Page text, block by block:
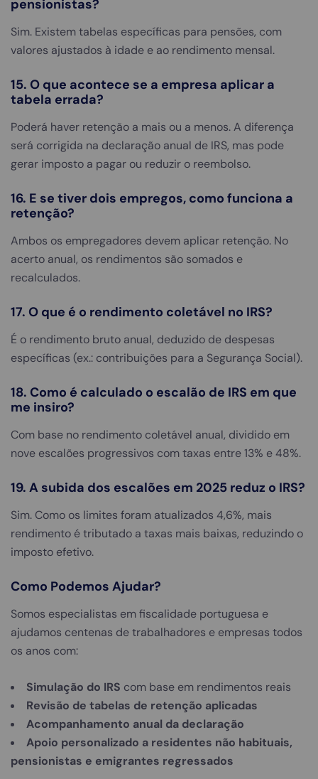
pensionistas?
Sim. Existem tabelas específicas para pensões, com
valores ajustados à idade e ao rendimento mensal.
15. O que acontece se a empresa aplicar a
tabela errada?
Poderá haver retenção a mais ou a menos. A diferença
será corrigida na declaração anual de IRS, mas pode
gerar imposto a pagar ou reduzir o reembolso.
16. E se tiver dois empregos, como funciona a
retenção?
Ambos os empregadores devem aplicar retenção. No
acerto anual, os rendimentos são somados e
recalculados.
17. O que é o rendimento coletável no IRS?
É o rendimento bruto anual, deduzido de despesas
específicas (ex.: contribuições para a Segurança Social).
18. Como é calculado o escalão de IRS em que
me insiro?
Com base no rendimento coletável anual, dividido em
nove escalões progressivos com taxas entre 13% e 48%.
19. A subida dos escalões em 2025 reduz o IRS?
Sim. Como os limites foram atualizados 4,6%, mais
rendimento é tributado a taxas mais baixas, reduzindo o
imposto efetivo.
Como Podemos Ajudar?
Somos especialistas em fiscalidade portuguesa e
ajudamos centenas de trabalhadores e empresas todos
os anos com:
Simulação do IRS com base em rendimentos reais
Revisão de tabelas de retenção aplicadas
Acompanhamento anual da declaração
Apoio personalizado a residentes não habituais,
pensionistas e emigrantes regressados